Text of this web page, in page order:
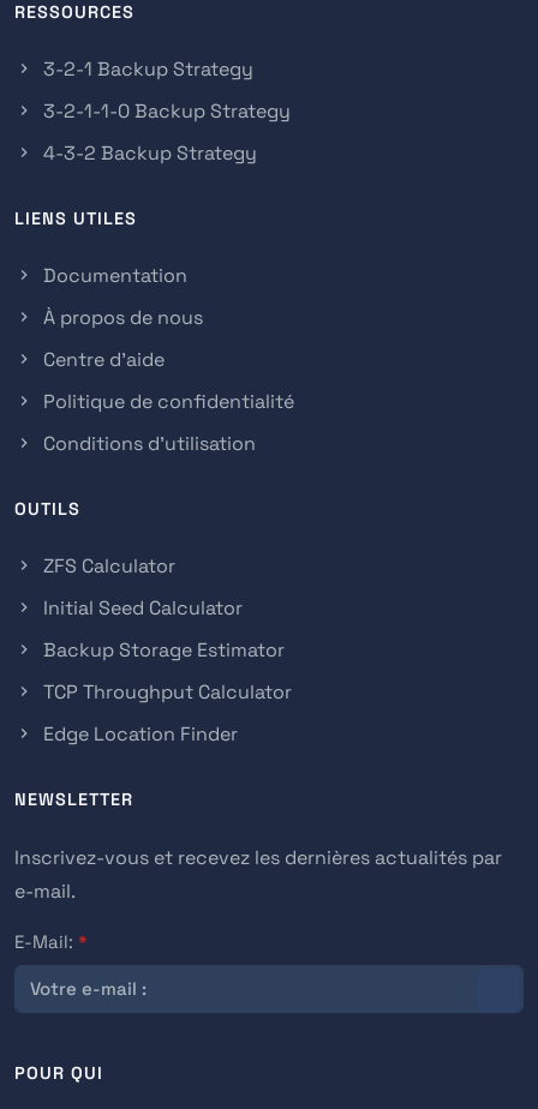
RESSOURCES
3-2-1 Backup Strategy
3-2-1-1-0 Backup Strategy
4-3-2 Backup Strategy
LIENS UTILES
Documentation
À propos de nous
Centre d'aide
Politique de confidentialité
Conditions d'utilisation
OUTILS
ZFS Calculator
Initial Seed Calculator
Backup Storage Estimator
TCP Throughput Calculator
Edge Location Finder
NEWSLETTER
Inscrivez-vous et recevez les dernières actualités par
e-mail.
E-Mail: *
POUR QUI